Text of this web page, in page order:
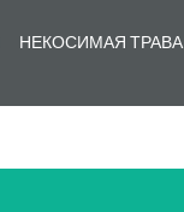
НЕКОСИМАЯ ТРАВА